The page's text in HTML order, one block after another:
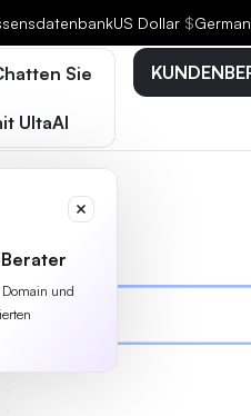
US Dollar $German
Sie
UltaAI
Domain und